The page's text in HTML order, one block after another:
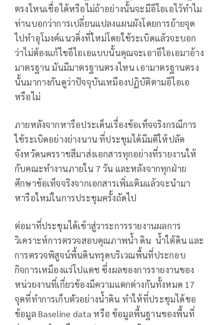
ตรงไหนเชื่อได้หรือไม่ถ้าอย่างนั้นจะมีอีไอเอไว้ทำไม
ท่านบอกว่าการเปลี่ยนแปลงแผนผังโดยการย้ายจุด
ไปทำอุโมงค์แนวดิ่งที่ใหม่โดยใช้ระเบิดแล้วจะบอก
ว่าไม่ต้องแก้ไขอีไอเอแบบนั้นคุณจะเอาอีไอเอมาอ้าง
มาตรฐาน มันมีมาตรฐานตรงไหน เอามาตรฐานตรง
นั้นมากางกันดูว่าปัจจุบันเหมืองปฏิบัติตามอีไอเอ
หรือไม่
ภายหลังจากหารือประเด็นเรื่องข้อเท็จจริงกรณีการ
ใช้ระเบิดอย่างย่างนาน ที่ประชุมได้มีมติให้ปลัด
จังหวัดนครราชสีมาส่งเอกสารทุกอย่างที่รายงานให้
กับคณะทำงานภายใน 7 วัน และหลังจากทุกฝ่าย
ศึกษาข้อเท็จจริงจากเอกสารเพิ่มเติมแล้วจะนำมา
หารือใหม่ในการประชุมครั้งถัดไป
ต่อมาที่ประชุมได้เข้าสู่วาระการรายงานผลการ
วิเคราะห์การตรวจสอบคุณภาพน้ำ ดิน น้ำใต้ดิน และ
การตรวจพิสูจน์พื้นดินทรุดบริเวณพื้นที่ประกอบ
กิจการเหมืองแร่โปแตช ซึ่งผลของการรายงานของ
หน่วยงานที่เกี่ยวข้องมีความแตกต่างกันทั้งหมด 17
จุดที่ทำการเก็บตัวอย่างน้ำดิน ทำให้ที่ประชุมได้ขอ
ข้อมูล Baseline data หรือ ข้อมูลพื้นฐานของพื้นที่